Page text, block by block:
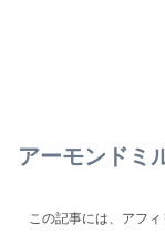
アーモンドミ
この記事には、アフィ